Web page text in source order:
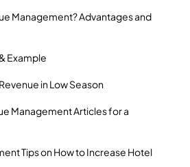
Management? Advantages and
Example
in Low Season
Management Articles for a
Tips on How to Increase Hotel